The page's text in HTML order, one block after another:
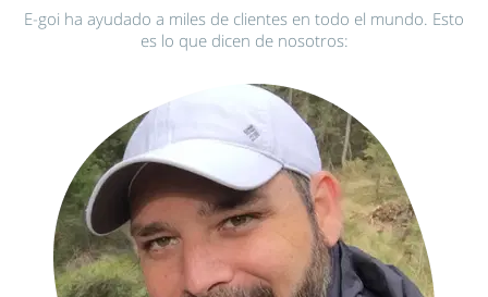
E-goi ha ayudado a miles de clientes en todo el mundo. Esto
es lo que dicen de nosotros: